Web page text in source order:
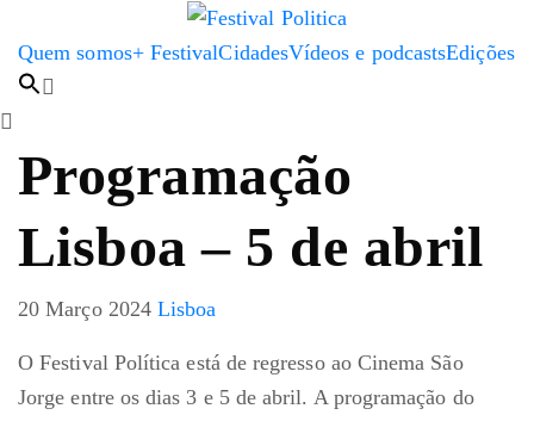
Quem somos+ FestivalCidadesVídeos e podcastsEdições
Programação
Lisboa – 5 de abril
20 Março 2024 Lisboa
O Festival Política está de regresso ao Cinema São
Jorge entre os dias 3 e 5 de abril. A programação do